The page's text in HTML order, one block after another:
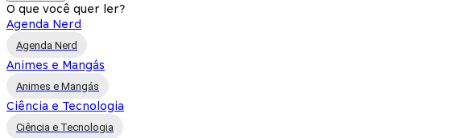
O que você quer ler?
Agenda Nerd
Agenda Nerd
Animes e Mangás
Animes e Mangás
Ciência e Tecnologia
Ciência e Tecnologia